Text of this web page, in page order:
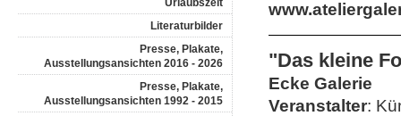
"Das kleine
Ecke Galerie
Veranstalter:
Urlaubszeit
Literaturbilder
Presse, Plakate,
Ausstellungsansichten 2016 - 2026
Presse, Plakate,
Ausstellungsansichten 1992 - 2015